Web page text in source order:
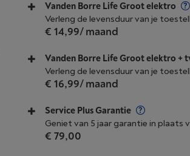
Vanden Borre Life Groot elektro
Verleng de levensduur van je
€ 14,99/ maand
Vanden Borre Life Groot elektro +
Verleng de levensduur van je
€ 16,99/ maand
Service Plus Garantie
Geniet van 5 jaar garantie in plaats
€ 79,00